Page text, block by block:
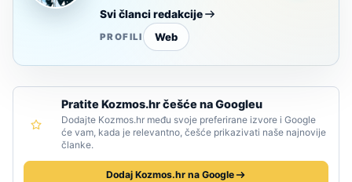
Svi članci redakcije
PROFILI Web
Pratite Kozmos.hr češće na Googleu
Dodajte Kozmos.hr među svoje preferirane izvore i Google
će vam, kada je relevantno, češće prikazivati naše najnovije
članke.
Dodaj Kozmos.hr na Google